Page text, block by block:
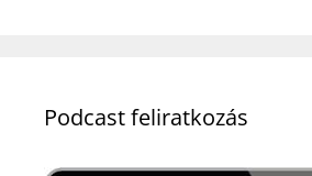
Podcast feliratkozás